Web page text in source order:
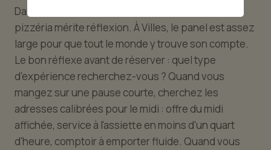
Dans l'Ain, terre de bonne table, le choix d'une
pizzéria mérite réflexion. À Villes, le panel est assez
large pour que tout le monde y trouve son compte.
Le bon réflexe avant de réserver : quel type
d'expérience recherchez-vous ? Quand vous
mangez sur une pause courte, cherchez les
adresses calibrées pour le midi : offre du midi
affichée, service à l'assiette en moins d'un quart
d'heure, comptoir à emporter fluide. Quand vous